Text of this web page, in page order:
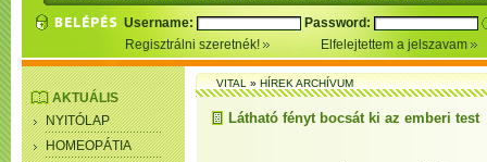
Username:
Password:
Regisztrálni szeretnék!
Elfelejtettem a jelszavam
AKTUÁLIS
NYITÓLAP
HOMEOPÁTIA
VITAL»HÍREK ARCHÍVUM
Látható fényt bocsát ki az emberi test